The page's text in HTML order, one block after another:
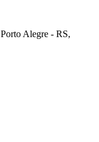
Alegre - RS,